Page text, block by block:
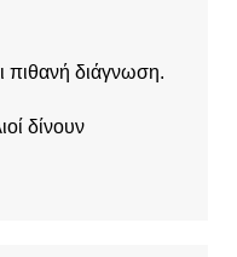
πιθανή διάγνωση.
δίνουν